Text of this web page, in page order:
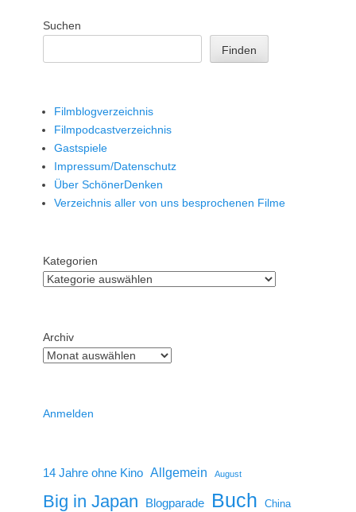
Suchen
Finden
Filmblogverzeichnis
Filmpodcastverzeichnis
Gastspiele
Impressum/Datenschutz
Über SchönerDenken
Verzeichnis aller von uns besprochenen Filme
Kategorien
Archiv
Anmelden
14 Jahre ohne Kino Allgemein August
Big in Japan Blogparade Buch China